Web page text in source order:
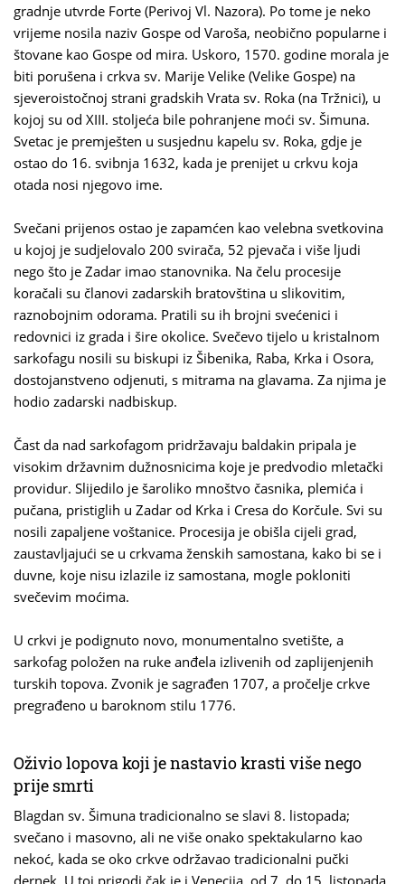
gradnje utvrde Forte (Perivoj Vl. Nazora). Po tome je neko
vrijeme nosila naziv Gospe od Varoša, neobično popularne i
štovane kao Gospe od mira. Uskoro, 1570. godine morala je
biti porušena i crkva sv. Marije Velike (Velike Gospe) na
sjeveroistočnoj strani gradskih Vrata sv. Roka (na Tržnici), u
kojoj su od XIII. stoljeća bile pohranjene moći sv. Šimuna.
Svetac je premješten u susjednu kapelu sv. Roka, gdje je
ostao do 16. svibnja 1632, kada je prenijet u crkvu koja
otada nosi njegovo ime.
Svečani prijenos ostao je zapamćen kao velebna svetkovina
u kojoj je sudjelovalo 200 svirača, 52 pjevača i više ljudi
nego što je Zadar imao stanovnika. Na čelu procesije
koračali su članovi zadarskih bratovština u slikovitim,
raznobojnim odorama. Pratili su ih brojni svećenici i
redovnici iz grada i šire okolice. Svečevo tijelo u kristalnom
sarkofagu nosili su biskupi iz Šibenika, Raba, Krka i Osora,
dostojanstveno odjenuti, s mitrama na glavama. Za njima je
hodio zadarski nadbiskup.
Čast da nad sarkofagom pridržavaju baldakin pripala je
visokim državnim dužnosnicima koje je predvodio mletački
providur. Slijedilo je šaroliko mnoštvo časnika, plemića i
pučana, pristiglih u Zadar od Krka i Cresa do Korčule. Svi su
nosili zapaljene voštanice. Procesija je obišla cijeli grad,
zaustavljajući se u crkvama ženskih samostana, kako bi se i
duvne, koje nisu izlazile iz samostana, mogle pokloniti
svečevim moćima.
U crkvi je podignuto novo, monumentalno svetište, a
sarkofag položen na ruke anđela izlivenih od zaplijenjenih
turskih topova. Zvonik je sagrađen 1707, a pročelje crkve
pregrađeno u baroknom stilu 1776.
Oživio lopova koji je nastavio krasti više nego
prije smrti
Blagdan sv. Šimuna tradicionalno se slavi 8. listopada;
svečano i masovno, ali ne više onako spektakularno kao
nekoć, kada se oko crkve održavao tradicionalni pučki